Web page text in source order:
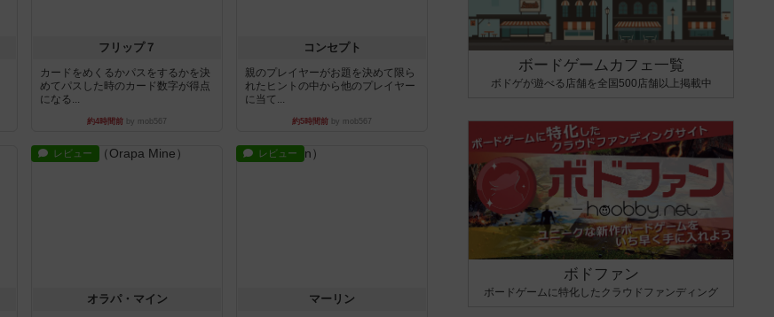
フリップ７
カードをめくるかパスをするかを決
めてパスした時のカード数字が得点
になる...
約4時間前 by mob567
コンセプト
親のプレイヤーがお題を決めて限ら
れたヒントの中から他のプレイヤー
に当て...
約5時間前 by mob567
レビュー
オラパ・マイン
レビュー
マーリン
ボードゲームカフェ一覧
ボドゲが遊べる店舗を全国500店舗以上掲載中
ボドファン
ボードゲームに特化したクラウドファンディング